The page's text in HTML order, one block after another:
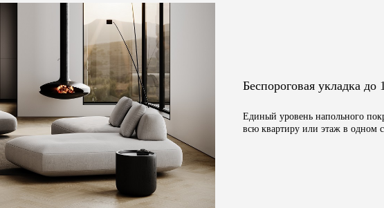
Беспороговая укладка до
Единый уровень напольного
всю квартиру или этаж в одном